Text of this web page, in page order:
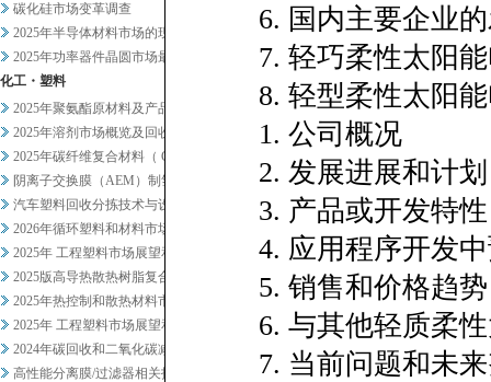
碳化硅市场变革调查
2025年半导体材料市场的现状...
2025年功率器件晶圆市场最新...
化工・塑料
2025年聚氨酯原材料及产品市...
2025年溶剂市场概览及回收相...
2025年碳纤维复合材料（ C...
阴离子交换膜（AEM）制氢及其...
汽车塑料回收分拣技术与设备调查
2026年循环塑料和材料市场新...
2025年 工程塑料市场展望和...
2025版高导热散热树脂复合材...
2025年热控制和散热材料市场...
2025年 工程塑料市场展望和...
2024年碳回收和二氧化碳减排...
高性能分离膜/过滤器相关技术和...
6. 国内主要企业
7. 轻巧柔性太阳
8. 轻型柔性太阳
1. 公司概况
2. 发展进展和计划
3. 产品或开发特性
4. 应用程序开发
5. 销售和价格趋势
6. 与其他轻质柔
7. 当前问题和未